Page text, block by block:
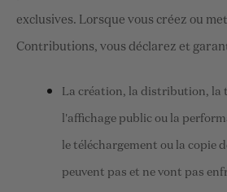
exclusives. Lorsque vous créez ou
Contributions, vous déclarez et
La création, la distribution, la
l'affichage public ou la
le téléchargement ou la copie
peuvent pas et ne vont pas